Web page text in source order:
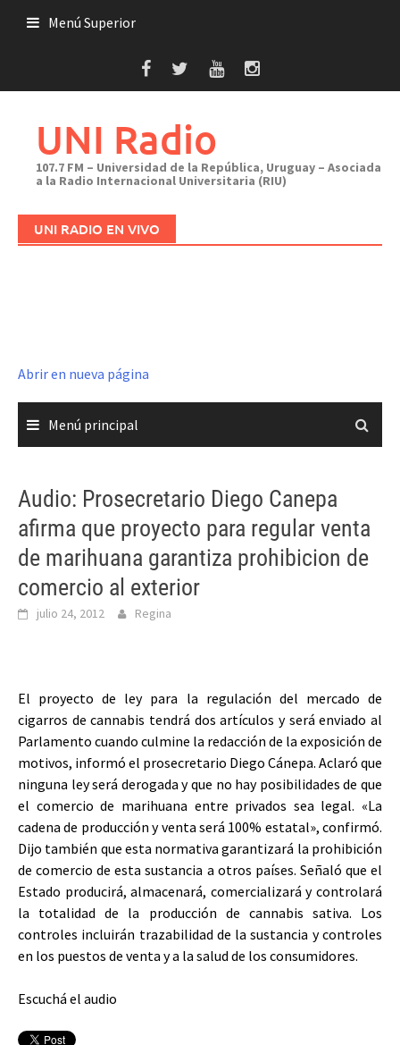
Menú Superior
UNI Radio
107.7 FM – Universidad de la República, Uruguay – Asociada
a la Radio Internacional Universitaria (RIU)
UNI RADIO EN VIVO
Abrir en nueva página
Menú principal
Audio: Prosecretario Diego Canepa
afirma que proyecto para regular venta
de marihuana garantiza prohibicion de
comercio al exterior
julio 24, 2012 Regina
El proyecto de ley para la regulación del mercado de
cigarros de cannabis tendrá dos artículos y será enviado al
Parlamento cuando culmine la redacción de la exposición de
motivos, informó el prosecretario Diego Cánepa. Aclaró que
ninguna ley será derogada y que no hay posibilidades de que
el comercio de marihuana entre privados sea legal. «La
cadena de producción y venta será 100% estatal», confirmó.
Dijo también que esta normativa garantizará la prohibición
de comercio de esta sustancia a otros países. Señaló que el
Estado producirá, almacenará, comercializará y controlará
la totalidad de la producción de cannabis sativa. Los
controles incluirán trazabilidad de la sustancia y controles
en los puestos de venta y a la salud de los consumidores.
Escuchá el audio